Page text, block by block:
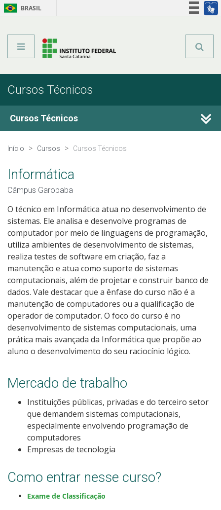
BRASIL
Cursos Técnicos
Cursos Técnicos
Cursos Técnicos
Graduação
Qualificação Profissional
Pós-graduação
Educação a Distância
Educação de Jovens e Adultos
Transferências e retornos
PartiuIF
Parcerias
Processo de Inscrição
Resultados
Como posso estudar no IFSC?
Calendário de inscrições
Início Cursos Cursos Técnicos
Informática
Câmpus Garopaba
O técnico em Informática atua no desenvolvimento de
sistemas. Ele analisa e desenvolve programas de
computador por meio de linguagens de programação,
utiliza ambientes de desenvolvimento de sistemas,
realiza testes de software em criação, faz a
manutenção e atua como suporte de sistemas
computacionais, além de projetar e construir banco de
dados. Vale destacar que a ênfase do curso não é a
manutenção de computadores ou a qualificação de
operador de computador. O foco do curso é no
desenvolvimento de sistemas computacionais, uma
prática mais avançada da Informática que propõe ao
aluno o desenvolvimento do seu raciocínio lógico.
Mercado de trabalho
Instituições públicas, privadas e do terceiro setor
que demandem sistemas computacionais,
especialmente envolvendo programação de
computadores
Empresas de tecnologia
Como entrar nesse curso?
Exame de Classificação